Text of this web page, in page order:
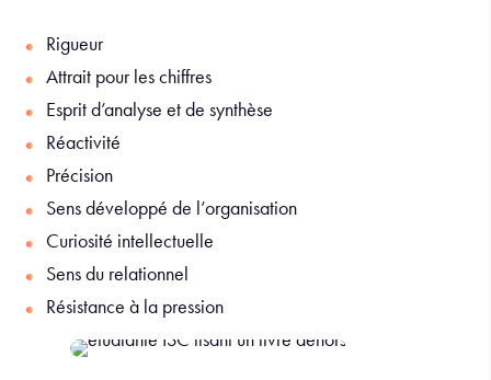
Rigueur
Attrait pour les chiffres
Esprit d’analyse et de synthèse
Réactivité
Précision
Sens développé de l’organisation
Curiosité intellectuelle
Sens du relationnel
Résistance à la pression